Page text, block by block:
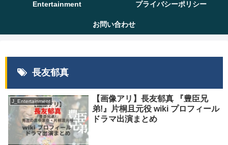
Entertainment プライバシーポリシー
お問い合わせ
長友郁真
J_Entertainment
【画像アリ】長友郁真 『豊臣兄
弟!』片桐且元役 wiki プロフィール
ドラマ出演まとめ